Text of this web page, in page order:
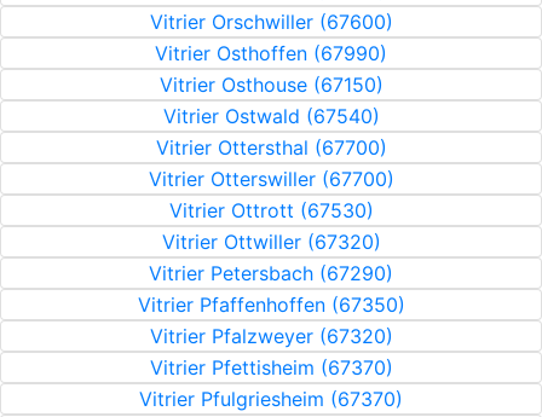
Vitrier Orschwiller (67600)
Vitrier Osthoffen (67990)
Vitrier Osthouse (67150)
Vitrier Ostwald (67540)
Vitrier Ottersthal (67700)
Vitrier Otterswiller (67700)
Vitrier Ottrott (67530)
Vitrier Ottwiller (67320)
Vitrier Petersbach (67290)
Vitrier Pfaffenhoffen (67350)
Vitrier Pfalzweyer (67320)
Vitrier Pfettisheim (67370)
Vitrier Pfulgriesheim (67370)